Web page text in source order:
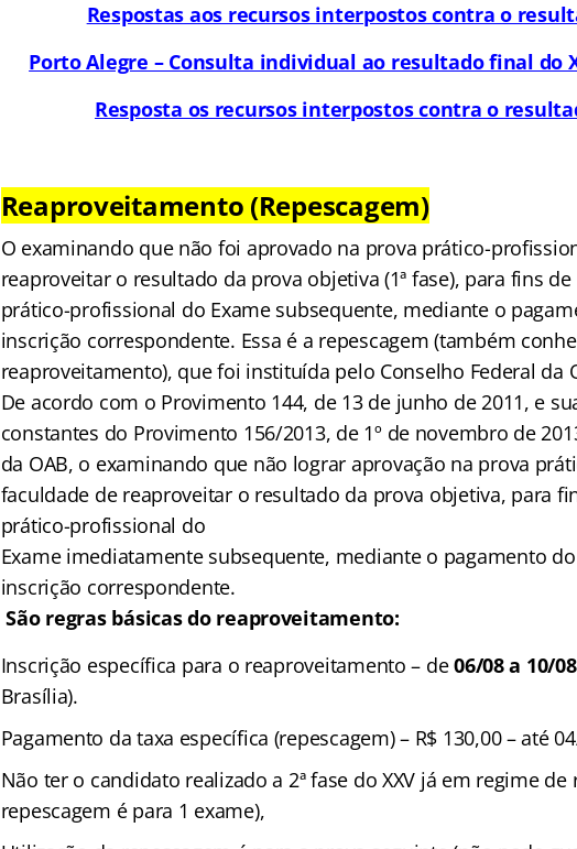
Respostas aos recursos interpostos contra o
Porto Alegre – Consulta individual ao resultado final do
Resposta os recursos interpostos contra o
Reaproveitamento (Repescagem)
O examinando que não foi aprovado na prova prático-
reaproveitar o resultado da prova objetiva (1ª fase), para fins
prático-profissional do Exame subsequente, mediante o
inscrição correspondente. Essa é a repescagem (também
reaproveitamento), que foi instituída pelo Conselho Federal da
De acordo com o Provimento 144, de 13 de junho de 2011, e
constantes do Provimento 156/2013, de 1º de novembro de
da OAB, o examinando que não lograr aprovação na prova
faculdade de reaproveitar o resultado da prova objetiva, para
prático-profissional do
Exame imediatamente subsequente, mediante o pagamento
inscrição correspondente.
São regras básicas do reaproveitamento:
Inscrição específica para o reaproveitamento – de06/08 a 10/08
Brasília).
Pagamento da taxa específica (repescagem) – R$ 130,00 – até
Não ter o candidato realizado a 2ª fase do XXV já em regime de
repescagem é para 1 exame),